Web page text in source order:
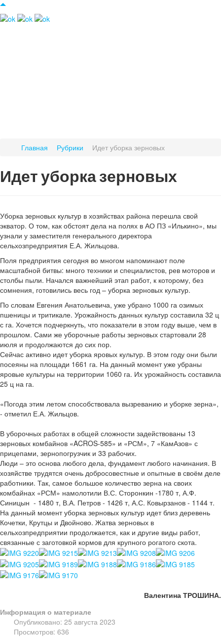
Главная Рубрики Идет уборка зерновых
Идет уборка зерновых
Уборка зерновых культур в хозяйствах района перешла свой
экватор. О том, как обстоят дела на полях в АО ПЗ «Илькино», мы
узнали у заместителя генерального директора
сельхозпредприятия Е.А. Жильцова.
Поля предприятия сегодня во многом напоминают поле
масштабной битвы: много техники и специалистов, рев моторов и
столбы пыли. Начался важнейший этап работ, к которому, без
сомнения, готовились весь год – уборка зерновых культур.
По словам Евгения Анатольевича, уже убрано 1000 га озимых
пшеницы и тритикале. Урожайность данных культур составила 32 ц
с га. Хочется подчеркнуть, что показатели в этом году выше, чем в
прошлом. Сами же уборочные работы зерновых стартовали 28
июля и продолжаются до сих пор.
Сейчас активно идет уборка яровых культур. В этом году они были
посеяны на площади 1661 га. На данный момент уже убраны
яровые культуры на территории 1060 га. Их урожайность составила
25 ц на га.
«Погода этим летом способствовала вызреванию и уборке зерна»,
- отметил Е.А. Жильцов.
В уборочных работах в общей сложности задействованы 13
зерновых комбайнов «ACROS-585» и «РСМ», 7 «КамАзов» с
прицепами, зернопогрузчик и 33 рабочих.
Люди – это основа любого дела, фундамент любого начинания. В
хозяйстве трудятся очень добросовестные и опытные в своём деле
работники. Так, самое большое количество зерна на своих
комбайнах «РСМ» намолотили В.С. Сторонкин -1780 т, А.Ф.
Синицын - 1480 т, В.А. Петров - 1426 т, А.С. Ковырзанов - 1144 т.
На данный момент уборка зерновых культур идет близ деревень
Кочетки, Крутцы и Двойново. Жатва зерновых в
сельхозпредприятии продолжается, как и другие виды работ,
связанные с заготовкой кормов для крупного рогатого скота.
Валентина ТРОШИНА.
Информация о материале
Опубликовано: 25 августа 2023
Просмотров: 636